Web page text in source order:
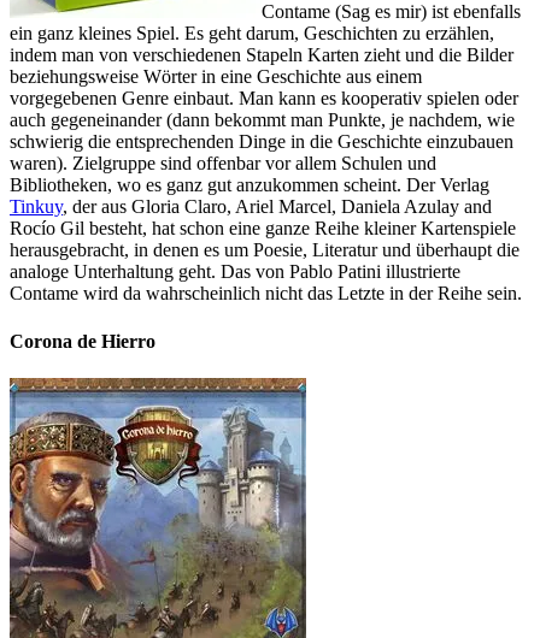
Contame (Sag es mir) ist ebenfalls
ein ganz kleines Spiel. Es geht darum, Geschichten zu erzählen,
indem man von verschiedenen Stapeln Karten zieht und die Bilder
beziehungsweise Wörter in eine Geschichte aus einem
vorgegebenen Genre einbaut. Man kann es kooperativ spielen oder
auch gegeneinander (dann bekommt man Punkte, je nachdem, wie
schwierig die entsprechenden Dinge in die Geschichte einzubauen
waren). Zielgruppe sind offenbar vor allem Schulen und
Bibliotheken, wo es ganz gut anzukommen scheint. Der Verlag
Tinkuy, der aus Gloria Claro, Ariel Marcel, Daniela Azulay and
Rocío Gil besteht, hat schon eine ganze Reihe kleiner Kartenspiele
herausgebracht, in denen es um Poesie, Literatur und überhaupt die
analoge Unterhaltung geht. Das von Pablo Patini illustrierte
Contame wird da wahrscheinlich nicht das Letzte in der Reihe sein.
Corona de Hierro